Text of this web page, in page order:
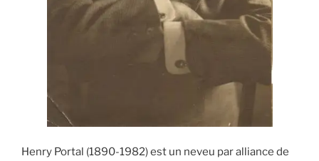
Henry Portal (1890-1982) est un neveu par alliance de